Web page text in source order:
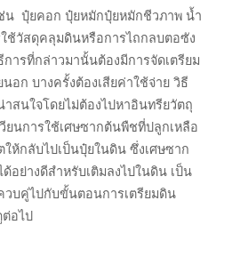
น ปุ๋ยคอก ปุ๋ยหมักปุ๋ยหมักชีวภาพ น้ำ
ช้วัสดุคลุมดินหรือการไถกลบตอซัง
ารที่กล่าวมานั้นต้องมีการจัดเตรียม
อก บางครั้งต้องเสียค่าใช้จ่าย วิธี
สนใจโดยไม่ต้องไปหาอินทรียวัตถุ
ยนการใช้เศษซากต้นพืชที่ปลูกเหลือ
ให้กลับไปเป็นปุ๋ยในดิน ซึ่งเศษซาก
อย่างดีสำหรับเติมลงไปในดิน เป็น
วบคู่ไปกับขั้นตอนการเตรียมดิน
อไป